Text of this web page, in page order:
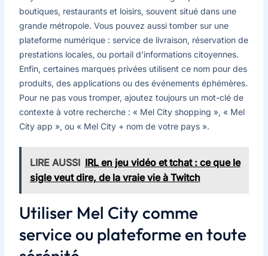
boutiques, restaurants et loisirs, souvent situé dans une
grande métropole. Vous pouvez aussi tomber sur une
plateforme numérique : service de livraison, réservation de
prestations locales, ou portail d’informations citoyennes.
Enfin, certaines marques privées utilisent ce nom pour des
produits, des applications ou des événements éphémères.
Pour ne pas vous tromper, ajoutez toujours un mot-clé de
contexte à votre recherche : « Mel City shopping », « Mel
City app », ou « Mel City + nom de votre pays ».
LIRE AUSSI IRL en jeu vidéo et tchat : ce que le
sigle veut dire, de la vraie vie à Twitch
Utiliser Mel City comme
service ou plateforme en toute